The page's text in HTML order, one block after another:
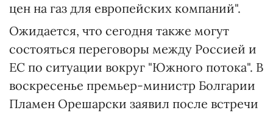
цен на газ для европейских компаний".
Ожидается, что сегодня также могут
состояться переговоры между Россией и
ЕС по ситуации вокруг "Южного потока". В
воскресенье премьер-министр Болгарии
Пламен Орешарски заявил после встречи